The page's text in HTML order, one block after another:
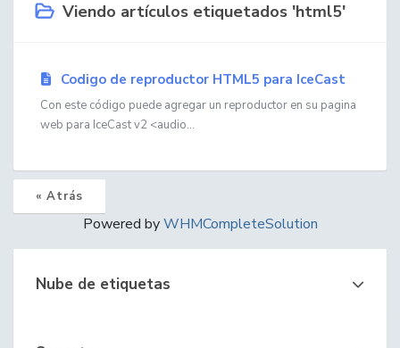
Viendo artículos etiquetados 'html5'
Codigo de reproductor HTML5 para IceCast
Con este código puede agregar un reproductor en su pagina
web para IceCast v2 <audio...
« Atrás
Powered byWHMCompleteSolution
Nube de etiquetas